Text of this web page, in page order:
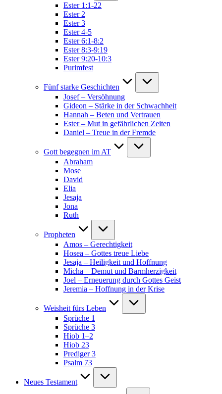
Ester 1:1-22
Ester 2
Ester 3
Ester 4-5
Ester 6:1-8:2
Ester 8:3-9:19
Ester 9:20-10:3
Purimfest
Fünf starke Geschichten
Josef – Versöhnung
Gideon – Stärke in der Schwachheit
Hannah – Beten und Vertrauen
Ester – Mut in gefährlichen Zeiten
Daniel – Treue in der Fremde
Gott begegnen im AT
Abraham
Mose
David
Elia
Jesaja
Jona
Ruth
Propheten
Amos – Gerechtigkeit
Hosea – Gottes treue Liebe
Jesaja – Heiligkeit und Hoffnung
Micha – Demut und Barmherzigkeit
Joel – Erneuerung durch Gottes Geist
Jeremia – Hoffnung in der Krise
Weisheit fürs Leben
Sprüche 1
Sprüche 3
Hiob 1–2
Hiob 23
Prediger 3
Psalm 73
Neues Testament